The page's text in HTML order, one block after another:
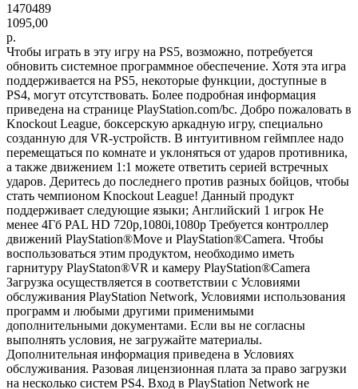
1470489
1095,00
р.
Чтобы играть в эту игру на PS5, возможно, потребуется
обновить системное программное обеспечение. Хотя эта игра
поддерживается на PS5, некоторые функции, доступные в
PS4, могут отсутствовать. Более подробная информация
приведена на странице PlayStation.com/bc. Добро пожаловать в
Knockout League, боксерскую аркадную игру, специально
созданную для VR-устройств. В интуитивном геймплее надо
перемещаться по комнате и уклоняться от ударов противника,
а также движением 1:1 можете ответить серией встречных
ударов. Деритесь до последнего против разных бойцов, чтобы
стать чемпионом Knockout League! Данный продукт
поддерживает следующие языки; Английский 1 игрок Не
менее 4Гб PAL HD 720p,1080i,1080p Требуется контроллер
движений PlayStation®Move и PlayStation®Camera. Чтобы
воспользоваться этим продуктом, необходимо иметь
гарнитуру PlayStaton®VR и камеру PlayStation®Camera
Загрузка осуществляется в соответствии с Условиями
обслуживания PlayStation Network, Условиями использования
программ и любыми другими применимыми
дополнительными документами. Если вы не согласны
выполнять условия, не загружайте материалы.
Дополнительная информация приведена в Условиях
обслуживания. Разовая лицензионная плата за право загрузки
на несколько систем PS4. Вход в PlayStation Network не